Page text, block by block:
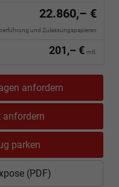
22.860,– €
und Zulassungspapieren
201,– € mtl.
anfordern
anfordern
parken
(PDF)